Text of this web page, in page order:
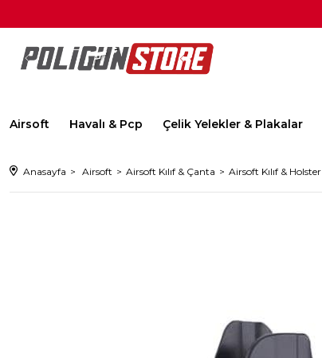
Airsoft Havalı & Pcp Çelik Yelekler & Plakalar
Anasayfa Airsoft Airsoft Kılıf & Çanta Airsoft Kılıf & Holster